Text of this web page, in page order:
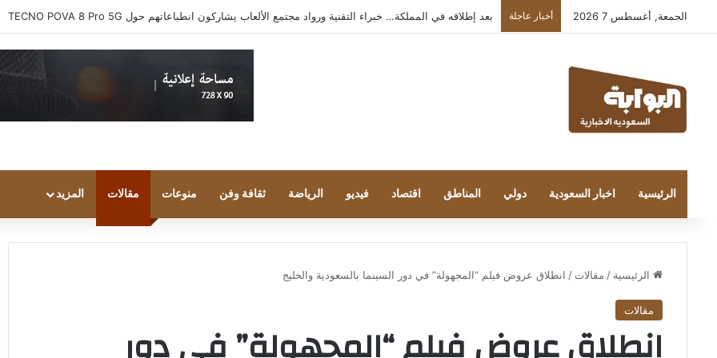
الجمعة, أغسطس 7 2026 أخبار عاجلة بعد إطلاقه في المملكة… خبراء التقنية ورواد مجتمع الألعاب يشاركون انطباعاتهم حول TECNO POVA 8 Pro 5G
الرئيسية اخبار السعودية دولي المناطق اقتصاد فيديو الرياضة ثقافة وفن منوعات مقالات المزيد
الرئيسية / مقالات / انطلاق عروض فيلم “المجهولة” في دور السينما بالسعودية والخليج
مقالات